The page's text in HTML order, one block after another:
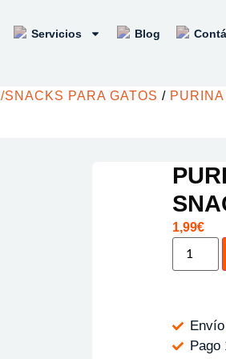
Servicios Blog
SNACKS PARA GATOS /
1,99€
Pago